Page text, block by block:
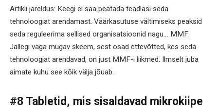
Artikli järeldus: Keegi ei saa peatada teadlasi seda
tehnoloogiat arendamast. Väärkasutuse vältimiseks peaksid
seda reguleerima sellised organisatsioonid nagu… MMF.
Jällegi väga mugav skeem, sest osad ettevõtted, kes seda
tehnoloogiat arendavad, on just MMF-i liikmed. Ilmselt juba
aimate kuhu see kõik välja jõuab.
#8 Tabletid, mis sisaldavad mikrokiipe